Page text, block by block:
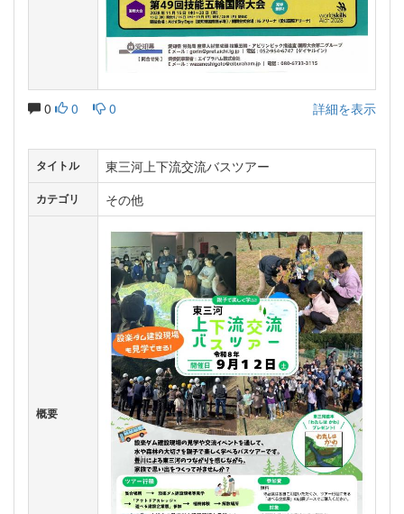
0 0 0 詳細を表示
タイトル 東三河上下流交流バスツアー
カテゴリ その他
概要